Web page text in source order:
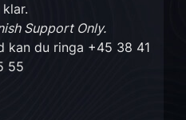
Support Only.
kan du ringa +45 38 41
55